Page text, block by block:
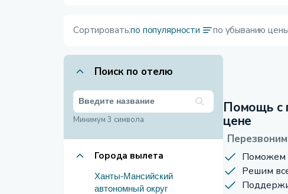
Сортировать:по популярности по убыванию цены
Поиск по отелю
Минимум 3 символа
Города вылета
Ханты-Мансийский
автономный округ
Помощь с
цене
Поможем
Решим